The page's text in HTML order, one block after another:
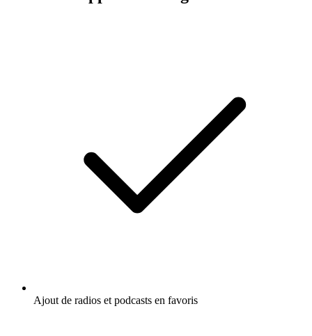
Ajout de radios et podcasts en favoris